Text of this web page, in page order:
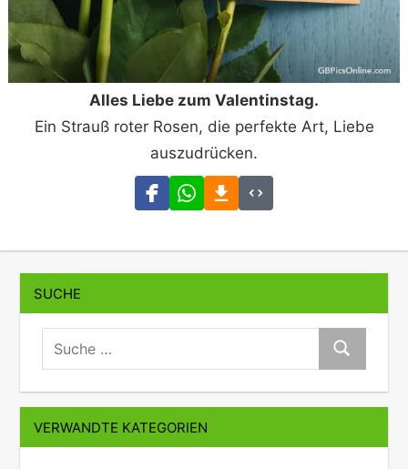
Alles Liebe zum Valentinstag.
Ein Strauß roter Rosen, die perfekte Art, Liebe
auszudrücken.
SUCHE
suche:
Suche
VERWANDTE KATEGORIEN